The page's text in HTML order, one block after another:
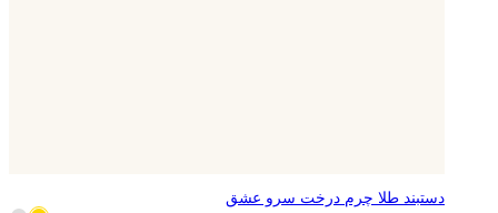
10,715,017 تومان
دستبند طلا چرم درخت سرو عشق